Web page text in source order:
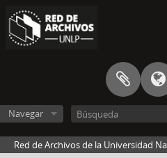
Navegar
Red de Archivos de la Universidad